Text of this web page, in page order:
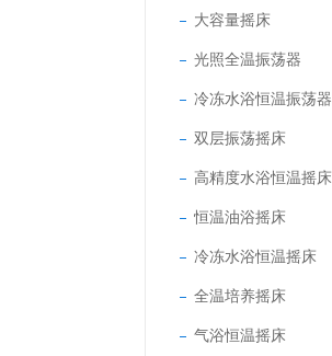
大容量摇床
光照全温振荡器
冷冻水浴恒温振荡器
双层振荡摇床
高精度水浴恒温摇床
恒温油浴摇床
冷冻水浴恒温摇床
全温培养摇床
气浴恒温摇床